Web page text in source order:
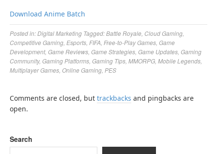
Download Anime Batch
Posted in:Digital Marketing Tagged:Battle Royale Cloud Gaming
Competitive Gaming Esports FIFA Free-to-Play Games Game
Development, Game Reviews Game Strategies Game Updates Gaming
Community, Gaming Platforms Gaming Tips MMORPG Mobile Legends
Multiplayer Games Online Gaming PES
Comments are closed, but trackbacks and pingbacks are
open.
Search